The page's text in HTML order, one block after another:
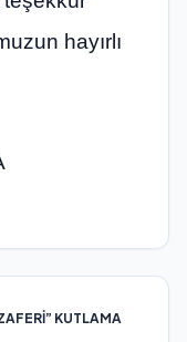
hayırlı
KUTLAMA